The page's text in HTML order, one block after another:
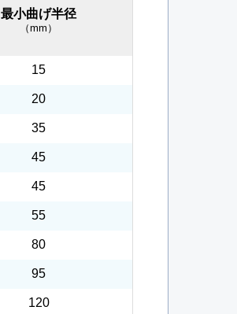
最小曲げ半径
（mm）
15
20
35
45
45
55
80
95
120